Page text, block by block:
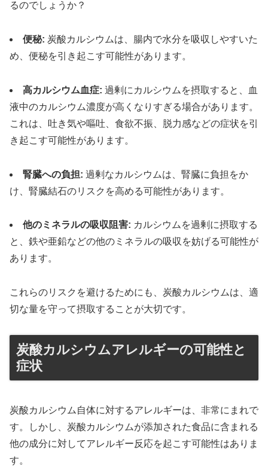
るのでしょうか？
便秘: 炭酸カルシウムは、腸内で水分を吸収しやすいた
め、便秘を引き起こす可能性があります。
高カルシウム血症: 過剰にカルシウムを摂取すると、血
液中のカルシウム濃度が高くなりすぎる場合があります。
これは、吐き気や嘔吐、食欲不振、脱力感などの症状を引
き起こす可能性があります。
腎臓への負担: 過剰なカルシウムは、腎臓に負担をか
け、腎臓結石のリスクを高める可能性があります。
他のミネラルの吸収阻害: カルシウムを過剰に摂取する
と、鉄や亜鉛などの他のミネラルの吸収を妨げる可能性が
あります。
これらのリスクを避けるためにも、炭酸カルシウムは、適
切な量を守って摂取することが大切です。
炭酸カルシウムアレルギーの可能性と
症状
炭酸カルシウム自体に対するアレルギーは、非常にまれで
す。しかし、炭酸カルシウムが添加された食品に含まれる
他の成分に対してアレルギー反応を起こす可能性はありま
す。